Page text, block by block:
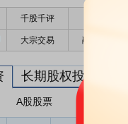
千股千评
大宗交易 融资融券
长期股权投资
A股股票